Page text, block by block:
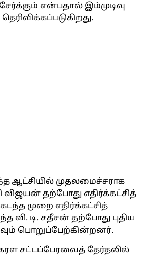
என்பதால் இம்முடிவு
ஆட்சியில் முதலமைச்சராக
விஜயன் தற்போது எதிர்க்கட்சித்
முறை எதிர்க்கட்சித்
வி. டி. சதீசன் தற்போது புதிய
பொறுப்பேற்கின்றனர்.
சட்டப்பேரவைத் தேர்தலில்